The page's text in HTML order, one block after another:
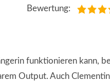
Bewertung:
funktionieren kann,
Output. Auch